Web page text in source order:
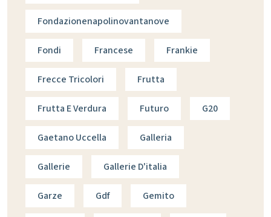
Fondazionenapolinovantanove
Fondi Francese Frankie
Frecce Tricolori Frutta
Frutta E Verdura Futuro G20
Gaetano Uccella Galleria
Gallerie Gallerie D'italia
Garze Gdf Gemito